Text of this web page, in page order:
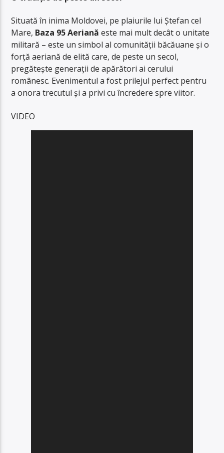
Situată în inima Moldovei, pe plaiurile lui Ștefan cel
Mare, Baza 95 Aeriană este mai mult decât o unitate
militară – este un simbol al comunității băcăuane și o
forță aeriană de elită care, de peste un secol,
pregătește generații de apărători ai cerului
românesc. Evenimentul a fost prilejul perfect pentru
a onora trecutul și a privi cu încredere spre viitor.
VIDEO